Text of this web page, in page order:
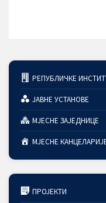
РЕПУБЛИЧКЕ
ЈАВНЕ УСТАНОВЕ
МЈЕСНЕ ЗАЈЕДНИЦЕ
МЈЕСНЕ
ПРОЈЕКТИ